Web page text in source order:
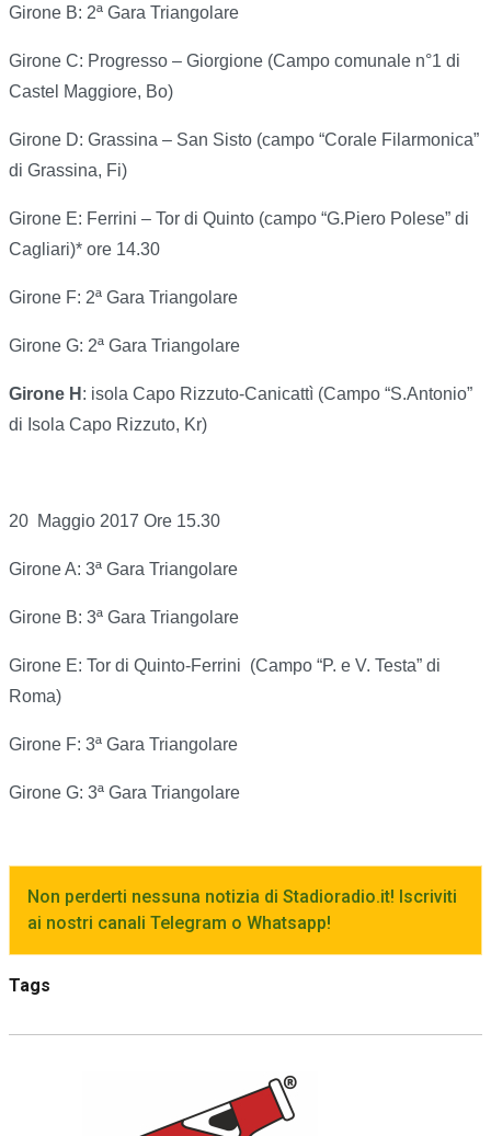
Girone B: 2ª Gara Triangolare
Girone C: Progresso – Giorgione (Campo comunale n°1 di
Castel Maggiore, Bo)
Girone D: Grassina – San Sisto (campo “Corale Filarmonica”
di Grassina, Fi)
Girone E: Ferrini – Tor di Quinto (campo “G.Piero Polese” di
Cagliari)* ore 14.30
Girone F: 2ª Gara Triangolare
Girone G: 2ª Gara Triangolare
Girone H : isola Capo Rizzuto-Canicattì (Campo “S.Antonio”
di Isola Capo Rizzuto, Kr)
20 Maggio 2017 Ore 15.30
Girone A: 3ª Gara Triangolare
Girone B: 3ª Gara Triangolare
Girone E: Tor di Quinto-Ferrini (Campo “P. e V. Testa” di
Roma)
Girone F: 3ª Gara Triangolare
Girone G: 3ª Gara Triangolare
Non perderti nessuna notizia di Stadioradio.it! Iscriviti
ai nostri canali Telegram o Whatsapp!
Tags